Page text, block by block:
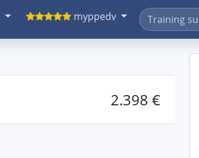
myppedv
2.398 €